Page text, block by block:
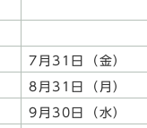
7月31日（金）
8月31日（月）
9月30日（水）